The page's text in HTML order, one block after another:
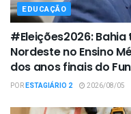
EDUCAÇÃO
#Eleições2026:
Nordeste no Ensino
dos anos finais do
PORESTAGIÁRIO 2 2026/08/05